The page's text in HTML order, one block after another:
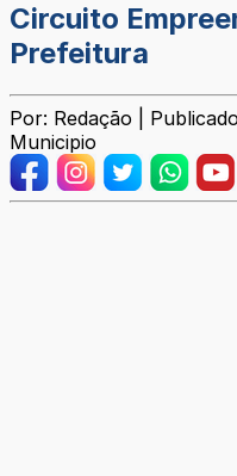
Circuito
Prefeitura
Por: Redação |
Municipio